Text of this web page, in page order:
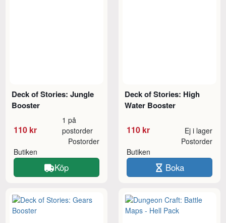
Deck of Stories: Jungle
Booster
110 kr
1 på
postorder
Butiken
Postorder
Köp
Deck of Stories: High
Water Booster
110 kr Ej i lager
Butiken
Postorder
Boka